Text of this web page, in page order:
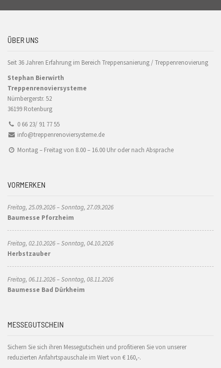
ÜBER UNS
Seit 36 Jahren Erfahrung im Bereich Treppensanierung / Treppenrenovierung
Stephan Bierwirth
Treppenrenoviersysteme
Nürnbergerstr. 52
36199 Rotenburg
0 66 23/ 91 77 55
info@treppenrenoviersysteme.de
Montag – Freitag von 8.00 – 16.00 Uhr oder nach Absprache
VORMERKEN
Freitag, 25.09.2026 – Sonntag, 27.09.2026
Baumesse Pforzheim
Freitag, 02.10.2026 – Sonntag, 04.10.2026
Herbstzauber
Freitag, 06.11.2026 – Sonntag, 08.11.2026
Baumesse Bad Dürkheim
MESSEGUTSCHEIN
Sichern Sie sich ihren Messegutschein und profitieren Sie von unserer
reduzierten Anfahrtspauschale im Wert von € 160,-.